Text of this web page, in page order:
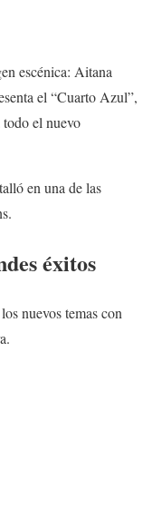
escénica: Aitana
el “Cuarto Azul”,
el nuevo
en una de las
éxitos
nuevos temas con